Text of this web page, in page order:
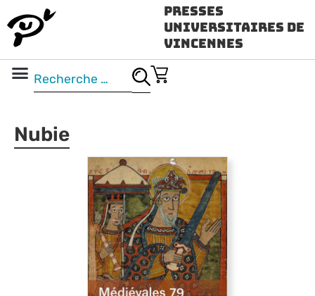
Presses
Universitaires de
Vincennes
Nubie